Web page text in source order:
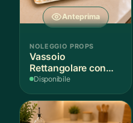
Anteprima
NOLEGGIO PROPS
Vassoio
Rettangolare con
Fantasia
Disponibile